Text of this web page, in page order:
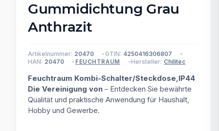
Gummidichtung Grau
Anthrazit
Artikelnummer: 20470 GTIN: 4250416306807
HAN: 20470 FEUCHTRAUM Hersteller: Chilitec
Feuchtraum Kombi-Schalter/Steckdose,IP44
Die Vereinigung von – Entdecken Sie bewährte
Qualität und praktische Anwendung für Haushalt,
Hobby und Gewerbe.